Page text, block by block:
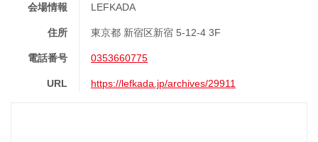
会場情報 LEFKADA
住所 東京都 新宿区新宿 5-12-4 3F
電話番号 0353660775
URL https://lefkada.jp/archives/29911